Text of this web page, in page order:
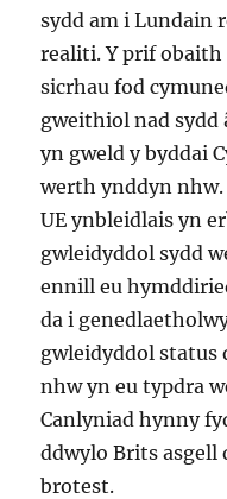
sydd am i Lundain
realiti. Y prif
sicrhau fod
gweithiol nad sydd
yn gweld y byddai
werth ynddyn nhw.
UE ynbleidlais yn
gwleidyddol sydd
ennill eu
da i
gwleidyddol status
nhw yn eu typdra
Canlyniad hynny
ddwylo Brits asgell
brotest.